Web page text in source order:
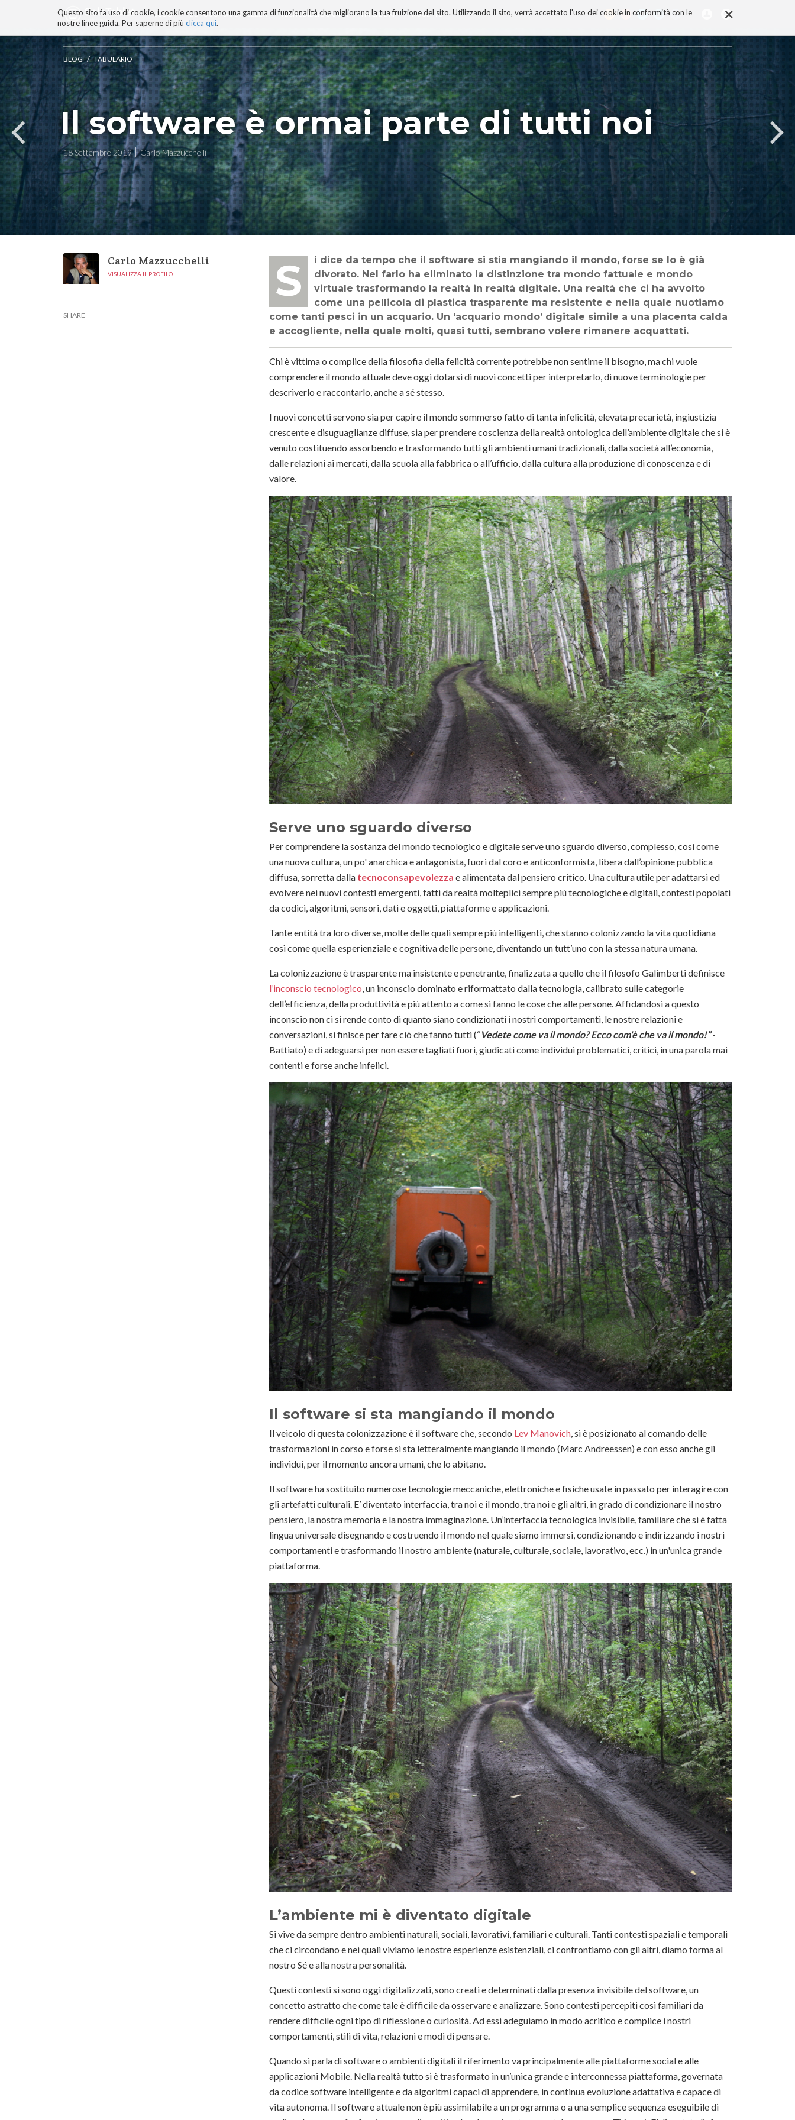
×
Questo sito fa uso di cookie, i cookie consentono una gamma di funzionalità che migliorano la tua fruizione del sito. Utilizzando il sito, verrà accettato l'uso dei cookie in conformità con le
nostre linee guida. Per saperne di più clicca qui.
BLOG TECNOCONSAPEVOLEZZA TECNOBIBLIOGRAFIA I MIEI LIBRI PROGETTO
ai
contenuti.
|
Salta
alla
navigazione
BLOG / TABULARIO
Il software è ormai parte di tutti noi
18 Settembre 2019 Carlo Mazzucchelli
Carlo Mazzucchelli
VISUALIZZA IL PROFILO
SHARE
Si dice da tempo che il software si stia mangiando il mondo, forse se lo è già
divorato. Nel farlo ha eliminato la distinzione tra mondo fattuale e mondo
virtuale trasformando la realtà in realtà digitale. Una realtà che ci ha avvolto
come una pellicola di plastica trasparente ma resistente e nella quale nuotiamo
come tanti pesci in un acquario. Un ‘acquario mondo’ digitale simile a una placenta calda
e accogliente, nella quale molti, quasi tutti, sembrano volere rimanere acquattati.
Chi è vittima o complice della filosofia della felicità corrente potrebbe non sentirne il bisogno, ma chi vuole
comprendere il mondo attuale deve oggi dotarsi di nuovi concetti per interpretarlo, di nuove terminologie per
descriverlo e raccontarlo, anche a sé stesso.
I nuovi concetti servono sia per capire il mondo sommerso fatto di tanta infelicità, elevata precarietà, ingiustizia
crescente e disuguaglianze diffuse, sia per prendere coscienza della realtà ontologica dell’ambiente digitale che si è
venuto costituendo assorbendo e trasformando tutti gli ambienti umani tradizionali, dalla società all’economia,
dalle relazioni ai mercati, dalla scuola alla fabbrica o all’ufficio, dalla cultura alla produzione di conoscenza e di
valore.
Serve uno sguardo diverso
Per comprendere la sostanza del mondo tecnologico e digitale serve uno sguardo diverso, complesso, così come
una nuova cultura, un po' anarchica e antagonista, fuori dal coro e anticonformista, libera dall’opinione pubblica
diffusa, sorretta dalla tecnoconsapevolezza e alimentata dal pensiero critico. Una cultura utile per adattarsi ed
evolvere nei nuovi contesti emergenti, fatti da realtà molteplici sempre più tecnologiche e digitali, contesti popolati
da codici, algoritmi, sensori, dati e oggetti, piattaforme e applicazioni.
Tante entità tra loro diverse, molte delle quali sempre più intelligenti, che stanno colonizzando la vita quotidiana
così come quella esperienziale e cognitiva delle persone, diventando un tutt’uno con la stessa natura umana.
La colonizzazione è trasparente ma insistente e penetrante, finalizzata a quello che il filosofo Galimberti definisce
l’inconscio tecnologico, un inconscio dominato e riformattato dalla tecnologia, calibrato sulle categorie
dell’efficienza, della produttività e più attento a come si fanno le cose che alle persone. Affidandosi a questo
inconscio non ci si rende conto di quanto siano condizionati i nostri comportamenti, le nostre relazioni e
conversazioni, si finisce per fare ciò che fanno tutti (“Vedete come va il mondo? Ecco com'è che va il mondo!”-
Battiato) e di adeguarsi per non essere tagliati fuori, giudicati come individui problematici, critici, in una parola mai
contenti e forse anche infelici.
Il software si sta mangiando il mondo
Il veicolo di questa colonizzazione è il software che, secondo Lev Manovich, si è posizionato al comando delle
trasformazioni in corso e forse si sta letteralmente mangiando il mondo (Marc Andreessen) e con esso anche gli
individui, per il momento ancora umani, che lo abitano.
Il software ha sostituito numerose tecnologie meccaniche, elettroniche e fisiche usate in passato per interagire con
gli artefatti culturali. E’ diventato interfaccia, tra noi e il mondo, tra noi e gli altri, in grado di condizionare il nostro
pensiero, la nostra memoria e la nostra immaginazione. Un’interfaccia tecnologica invisibile, familiare che si è fatta
lingua universale disegnando e costruendo il mondo nel quale siamo immersi, condizionando e indirizzando i nostri
comportamenti e trasformando il nostro ambiente (naturale, culturale, sociale, lavorativo, ecc.) in un'unica grande
piattaforma.
L’ambiente mi è diventato digitale
Si vive da sempre dentro ambienti naturali, sociali, lavorativi, familiari e culturali. Tanti contesti spaziali e temporali
che ci circondano e nei quali viviamo le nostre esperienze esistenziali, ci confrontiamo con gli altri, diamo forma al
nostro Sé e alla nostra personalità.
Questi contesti si sono oggi digitalizzati, sono creati e determinati dalla presenza invisibile del software, un
concetto astratto che come tale è difficile da osservare e analizzare. Sono contesti percepiti così familiari da
rendere difficile ogni tipo di riflessione o curiosità. Ad essi adeguiamo in modo acritico e complice i nostri
comportamenti, stili di vita, relazioni e modi di pensare.
Quando si parla di software o ambienti digitali il riferimento va principalmente alle piattaforme social e alle
applicazioni Mobile. Nella realtà tutto si è trasformato in un’unica grande e interconnessa piattaforma, governata
da codice software intelligente e da algoritmi capaci di apprendere, in continua evoluzione adattativa e capace di
vita autonoma. Il software attuale non è più assimilabile a un programma o a una semplice sequenza eseguibile di